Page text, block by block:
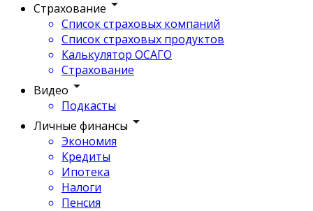
Страхование
Список страховых компаний
Список страховых продуктов
Калькулятор ОСАГО
Страхование
Видео
Подкасты
Личные финансы
Экономия
Кредиты
Ипотека
Налоги
Пенсия